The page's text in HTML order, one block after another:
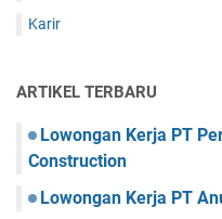
Karir
ARTIKEL TERBARU
Lowongan Kerja PT
Construction
Lowongan Kerja PT